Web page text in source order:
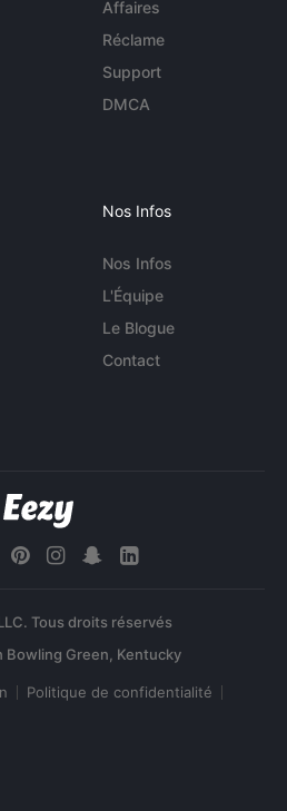
Affaires
Réclame
Support
DMCA
Nos Infos
Nos Infos
L'Équipe
Le Blogue
Contact
Tous droits réservés
Politique de confidentialité